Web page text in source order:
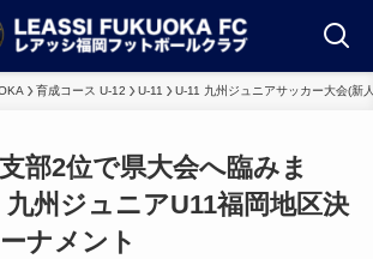
育成コース U-12 U-11 U-11 九州ジュニアサッカー大会(新
部2位で県大会へ臨みま
九州ジュニアU11福岡地区決
ナメント